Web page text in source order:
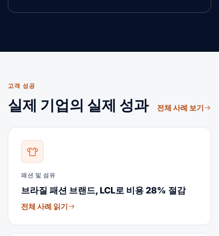
고객 성공
실제 기업의 실제 성과 전체 사례 보기
패션 및 섬유
브라질 패션 브랜드, LCL로 비용 28% 절감
전체 사례 읽기